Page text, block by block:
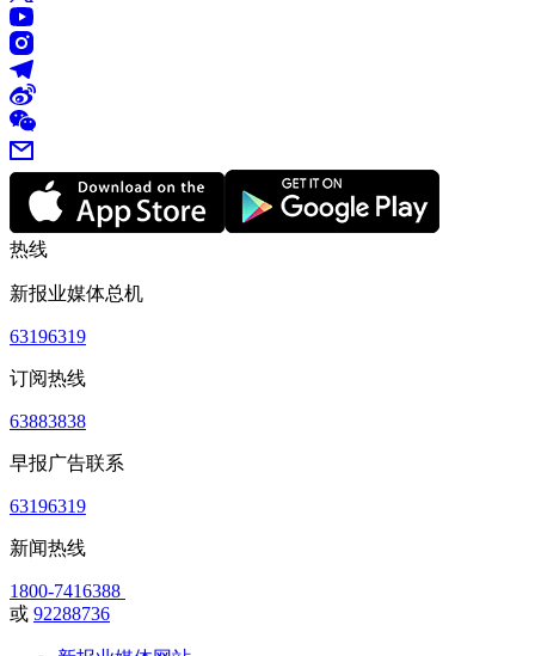
热线
新报业媒体总机
63196319
订阅热线
63883838
早报广告联系
63196319
新闻热线
1800-7416388
或 92288736